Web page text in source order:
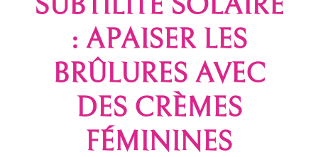
: APAISER LES
BRÛLURES AVEC
DES CRÈMES
FÉMININES